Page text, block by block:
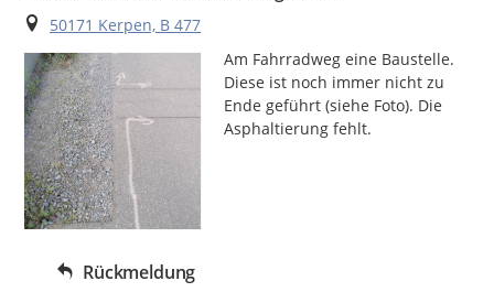
Ort
50171 Kerpen, B 477
Am Fahrradweg eine Baustelle.
Diese ist noch immer nicht zu
Ende geführt (siehe Foto). Die
Asphaltierung fehlt.
Rückmeldung